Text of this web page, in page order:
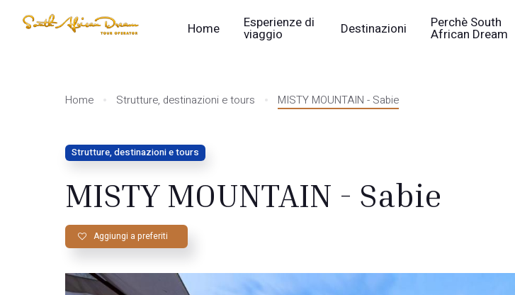
Home Esperienze di
viaggio Destinazioni Perchè South
African Dream
Home Strutture, destinazioni e tours MISTY MOUNTAIN - Sabie
Strutture, destinazioni e tours
MISTY MOUNTAIN - Sabie
Aggiungi a preferiti